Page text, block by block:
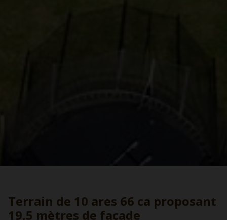
Terrain de 10 ares 66 ca proposant
19,5 mètres de façade